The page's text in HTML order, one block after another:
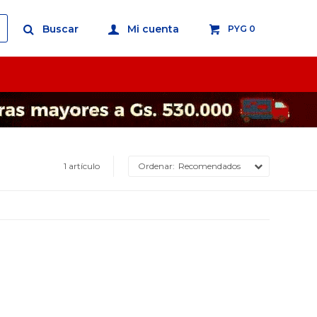
PYG 0
1 artículo Recomendados